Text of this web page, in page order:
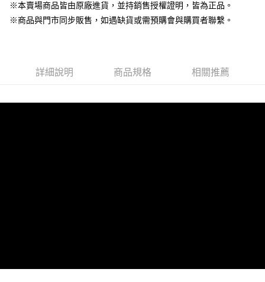
ATM付款
【全家】取貨付款1500免運
※本賣場商品皆由原廠進貨，並持銷售授權證明，皆為正品。
※商品與門市同步販售，如遇缺貨或需預購會與購買者聯繫。
詳細說明 商品規格 相關推薦